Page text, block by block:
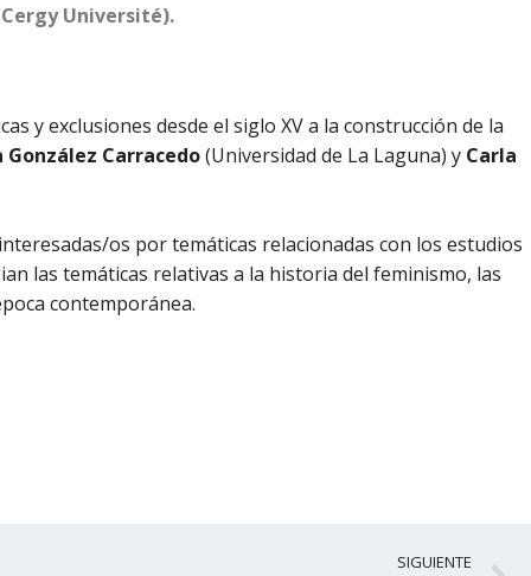
Université).
y exclusiones desde el siglo XV a la construcción de la
González Carracedo(Universidad de La Laguna) y Carla
os por temáticas relacionadas con los estudios
las temáticas relativas a la historia del feminismo, las
contemporánea.
SIGUIENTE